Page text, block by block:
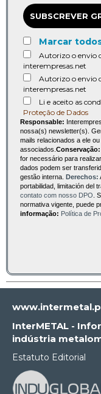
SUBSCREVER
Marcar
Autorizo o envio
interempresas.net
Autorizo o envio
interempresas.net
Li e aceito as
Proteção de Dados
Responsable:
nossa(s) newsletter(s).
mails relacionados a ele
associados. Conservação:
for necessário para
dados podem ser
gestão interna.
Derechos:
portabilidad, limitación del
contato com nosso DPO .
normativa vigente, puede
informação: Política de
InterMETAL -
indústria
Estatuto Editorial